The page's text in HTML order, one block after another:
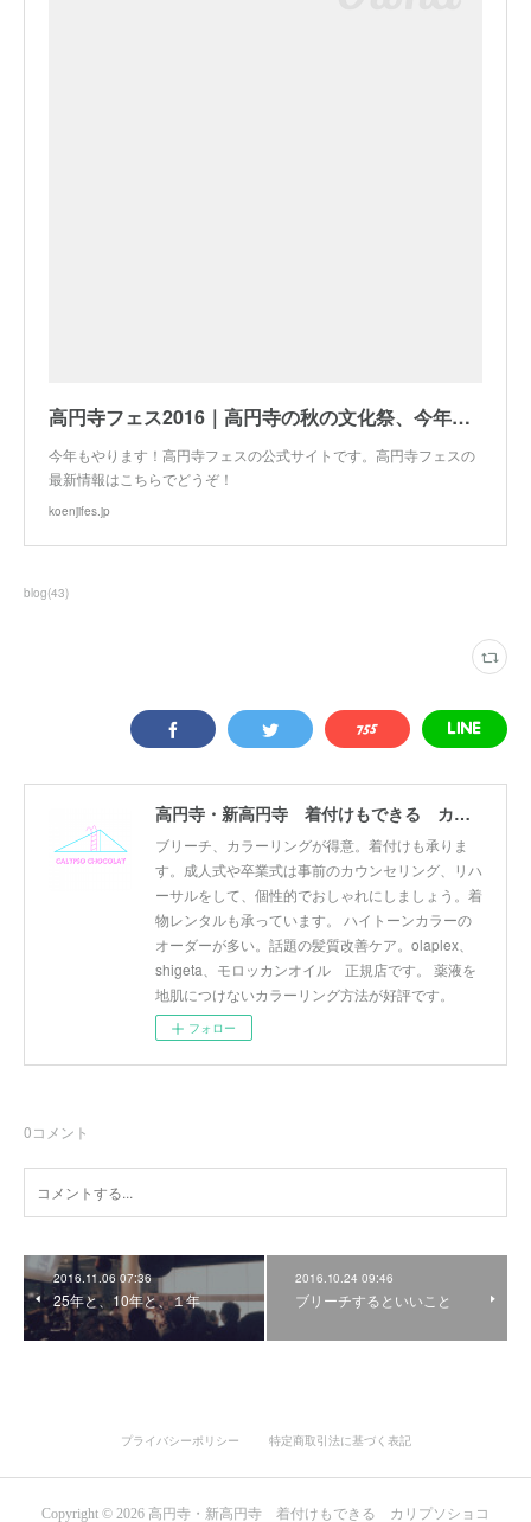
高円寺フェス2016｜高円寺の秋の文化祭、今年もやります！
今年もやります！高円寺フェスの公式サイトです。高円寺フェスの
最新情報はこちらでどうぞ！
koenjifes.jp
blog(43)
高円寺・新高円寺 着付けもできる カリプソショコラ美容室
ブリーチ、カラーリングが得意。着付けも承りま
す。成人式や卒業式は事前のカウンセリング、リハ
ーサルをして、個性的でおしゃれにしましょう。着
物レンタルも承っています。 ハイトーンカラーの
オーダーが多い。話題の髪質改善ケア。olaplex、
shigeta、モロッカンオイル 正規店です。 薬液を
地肌につけないカラーリング方法が好評です。
フォロー
0コメント
2016.11.06 07:36
25年と、10年と、１年
2016.10.24 09:46
ブリーチするといいこと
プライバシーポリシー 特定商取引法に基づく表記
Copyright © 2026 高円寺・新高円寺 着付けもできる カリプソショコ